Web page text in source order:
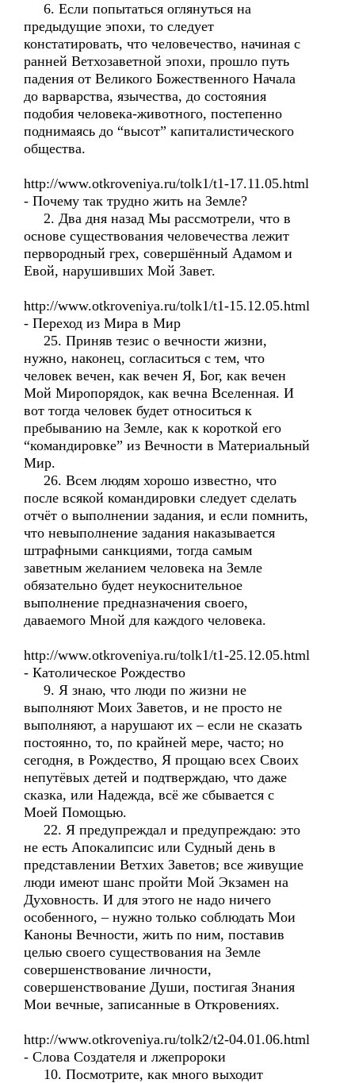
6. Если попытаться оглянуться на
предыдущие эпохи, то следует
констатировать, что человечество, начиная с
ранней Ветхозаветной эпохи, прошло путь
падения от Великого Божественного Начала
до варварства, язычества, до состояния
подобия человека-животного, постепенно
поднимаясь до “высот” капиталистического
общества.
http://www.otkroveniya.ru/tolk1/t1-17.11.05.html
- Почему так трудно жить на Земле?
2. Два дня назад Мы рассмотрели, что в
основе существования человечества лежит
первородный грех, совершённый Адамом и
Евой, нарушивших Мой Завет.
http://www.otkroveniya.ru/tolk1/t1-15.12.05.html
- Переход из Мира в Мир
25. Приняв тезис о вечности жизни,
нужно, наконец, согласиться с тем, что
человек вечен, как вечен Я, Бог, как вечен
Мой Миропорядок, как вечна Вселенная. И
вот тогда человек будет относиться к
пребыванию на Земле, как к короткой его
“командировке” из Вечности в Материальный
Мир.
26. Всем людям хорошо известно, что
после всякой командировки следует сделать
отчёт о выполнении задания, и если помнить,
что невыполнение задания наказывается
штрафными санкциями, тогда самым
заветным желанием человека на Земле
обязательно будет неукоснительное
выполнение предназначения своего,
даваемого Мной для каждого человека.
http://www.otkroveniya.ru/tolk1/t1-25.12.05.html
- Католическое Рождество
9. Я знаю, что люди по жизни не
выполняют Моих Заветов, и не просто не
выполняют, а нарушают их – если не сказать
постоянно, то, по крайней мере, часто; но
сегодня, в Рождество, Я прощаю всех Своих
непутёвых детей и подтверждаю, что даже
сказка, или Надежда, всё же сбывается с
Моей Помощью.
22. Я предупреждал и предупреждаю: это
не есть Апокалипсис или Судный день в
представлении Ветхих Заветов; все живущие
люди имеют шанс пройти Мой Экзамен на
Духовность. И для этого не надо ничего
особенного, – нужно только соблюдать Мои
Каноны Вечности, жить по ним, поставив
целью своего существования на Земле
совершенствование личности,
совершенствование Души, постигая Знания
Мои вечные, записанные в Откровениях.
http://www.otkroveniya.ru/tolk2/t2-04.01.06.html
- Слова Создателя и лжепророки
10. Посмотрите, как много выходит